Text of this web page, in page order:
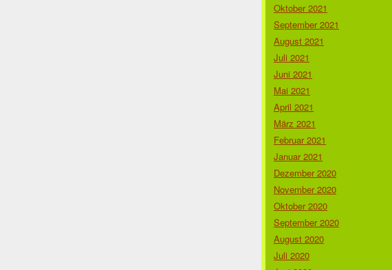
Oktober 2021
September 2021
August 2021
Juli 2021
Juni 2021
Mai 2021
April 2021
März 2021
Februar 2021
Januar 2021
Dezember 2020
November 2020
Oktober 2020
September 2020
August 2020
Juli 2020